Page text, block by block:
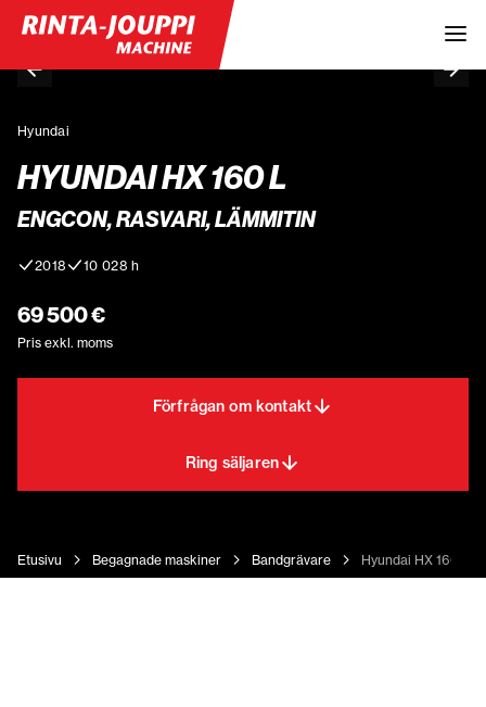
Hyundai
HYUNDAI HX 160 L
ENGCON, RASVARI, LÄMMITIN
2018 10 028 h
69 500 €
Pris exkl. moms
Förfrågan om kontakt
Ring säljaren
Etusivu Begagnade maskiner Bandgrävare Hyundai HX 160 L